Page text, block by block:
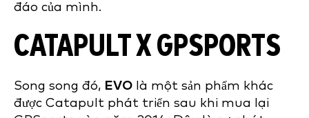
đáo của mình.
CATAPULT X GPSPORTS
Song song đó, EVO là một sản phẩm khác
được Catapult phát triển sau khi mua lại